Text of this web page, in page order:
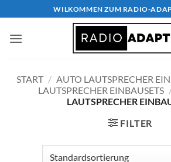
Inhalt
springen
WILKOMMEN ZUM RADIO-
START / AUTO LAUTSPRECHER
LAUTSPRECHER EINBAUSETS
LAUTSPRECHER
FILTER